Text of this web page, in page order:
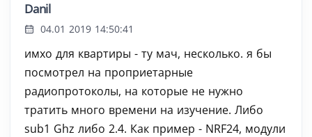
Danil
04.01 2019 14:50:41
имхо для квартиры - ту мач, несколько. я бы
посмотрел на проприетарные
радиопротоколы, на которые не нужно
тратить много времени на изучение. Либо
sub1 Ghz либо 2.4. Как пример - NRF24, модули